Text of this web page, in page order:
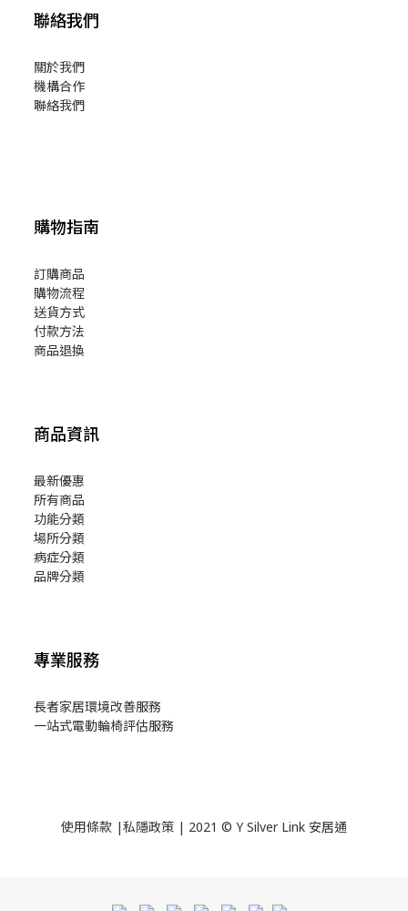
聯絡我們
關於我們
機構合作
聯絡我們
購物指南
訂購商品
購物流程
送貨方式
付款方法
商品退換
商品資訊
最新優惠
所有商品
功能分類
場所分類
病症分類
品牌分類
專業服務
長者家居環境改善服務
一站式電動輪椅評估服務
使用條款 |私隱政策 | 2021 © Y Silver Link 安居通